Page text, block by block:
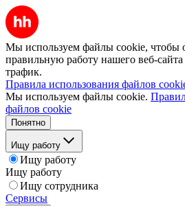
Мы используем файлы cookie, чтобы
правильную работу нашего веб-сайта
трафик.
Правила использования файлов
Мы используем файлы cookie.
файлов cookie
Понятно
Ищу работу
Ищу работу
Ищу работу
Ищу сотрудника
Сервисы